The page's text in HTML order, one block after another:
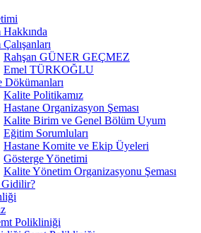
Rahşan GÜNER GEÇMEZ
Emel TÜRKOĞLU
Dökümanları
Kalite Politikamız
Hastane Organizasyon Şeması
Kalite Birim ve Genel Bölüm Uyum
Eğitim Sorumluları
Hastane Komite ve Ekip Üyeleri
Gösterge Yönetimi
Kalite Yönetim Organizasyonu Şeması
Gidilir?
Polikliniği